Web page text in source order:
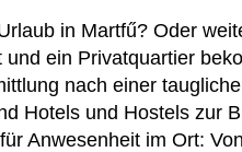
in Martfű? Oder
ein Privatquartier
nach einer
Hotels und Hostels zur
Anwesenheit im Ort: